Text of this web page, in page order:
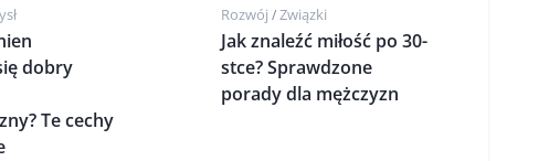
dobry
Te cechy
Rozwój /Związki
Jak znaleźć miłość po 30-
stce? Sprawdzone
porady dla mężczyzn